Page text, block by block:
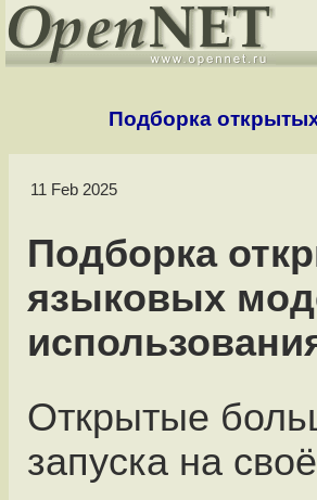
Подборка
11 Feb 2025
Подборка
языковых
Открытые
запуска на